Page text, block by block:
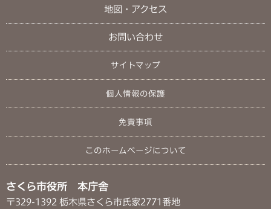
地図・アクセス
お問い合わせ
サイトマップ
個人情報の保護
免責事項
このホームページについて
さくら市役所 本庁舎
〒329-1392 栃木県さくら市氏家2771番地